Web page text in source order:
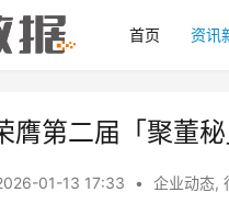
首页 资讯
膺第二届「聚董
01-13 17:33 • 企业动态,